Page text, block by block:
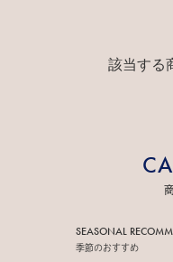
該当する
SEASONAL
季節のおすすめ